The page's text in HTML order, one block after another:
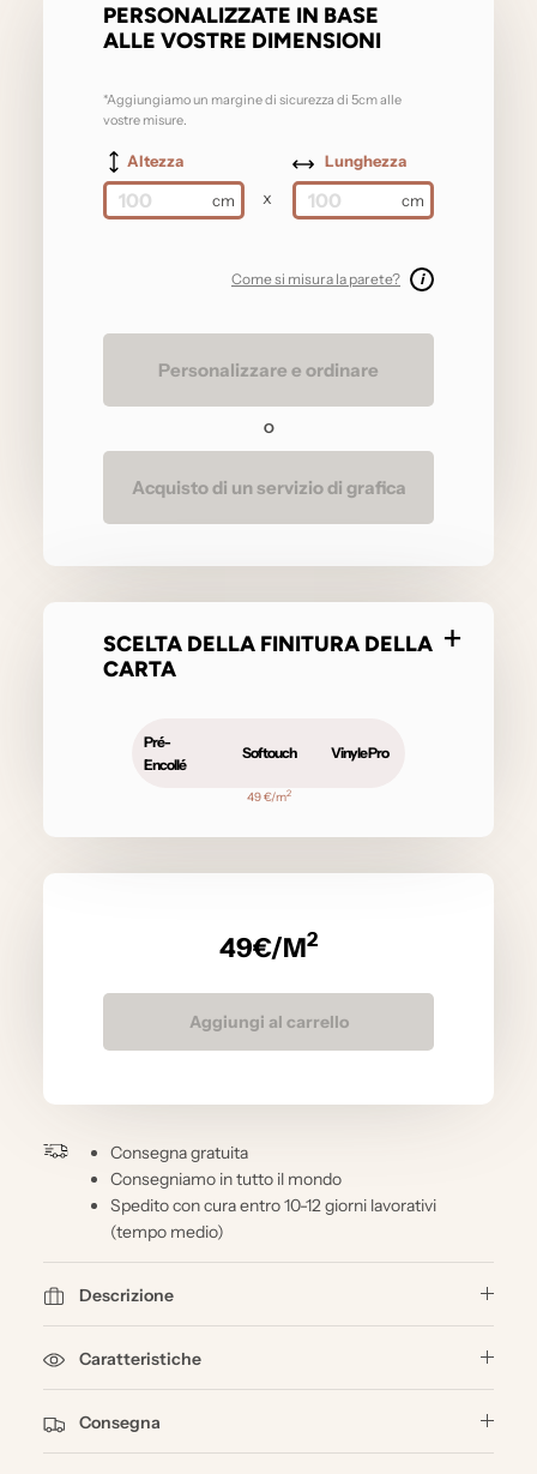
PERSONALIZZATE IN BASE
ALLE VOSTRE DIMENSIONI
*Aggiungiamo un margine di sicurezza di 5cm alle
vostre misure.
Altezza
x
Lunghezza
Come si misura la parete? i
Personalizzare e ordinare
O
Acquisto di un servizio di grafica
SCELTA DELLA FINITURA DELLA
CARTA
Pré-
Encollé
Softouch Vinyle Pro
49 €/m2
49€/M2
Aggiungi al carrello
Consegna gratuita
Consegniamo in tutto il mondo
Spedito con cura entro 10-12 giorni lavorativi
(tempo medio)
Descrizione
Caratteristiche
Consegna